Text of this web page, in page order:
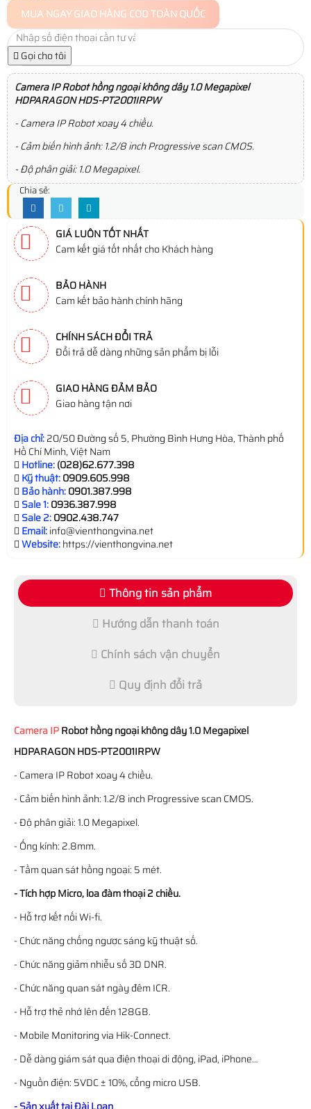
MUA NGAYGIAO HÀNG COD TOÀN QUỐC
Gọi cho tôi
Camera IPRobot hồng ngoại không dây 1.0 Megapixel
HDPARAGON HDS-PT2001IRPW
- Camera IP Robot xoay 4 chiều.
- Cảm biến hình ảnh: 1.2/8 inch Progressive scan CMOS.
- Độ phân giải: 1.0 Megapixel.
Chia sẻ:
GIÁ LUÔN TỐT NHẤT
Cam kết giá tốt nhất cho Khách hàng
BẢO HÀNH
Cam kết bảo hành chính hãng
CHÍNH SÁCH ĐỔI TRẢ
Đổi trả dễ dàng những sản phẩm bị lỗi
GIAO HÀNG ĐẢM BẢO
Giao hàng tận nơi
Địa chỉ:20/50 Đường số 5, Phường Bình Hưng Hòa, Thành phố
Hồ Chí Minh, Việt Nam
Hotline:(028)62.677.398
Kỹ thuật:0909.605.998
Bảo hành:0901.387.998
Sale 1:0936.387.998
Sale 2:0902.438.747
Email:info@vienthongvina.net
Website:https://vienthongvina.net
Thông tin sản phẩm
Hướng dẫn thanh toán
Chính sách vận chuyển
Quy định đổi trả
Camera IPRobot hồng ngoại không dây 1.0 Megapixel
HDPARAGON HDS-PT2001IRPW
- Camera IP Robot xoay 4 chiều.
- Cảm biến hình ảnh: 1.2/8 inch Progressive scan CMOS.
- Độ phân giải: 1.0 Megapixel.
- Ống kính: 2.8mm.
- Tầm quan sát hồng ngoại: 5 mét.
- Tích hợp Micro, loa đàm thoại 2 chiều.
- Hỗ trợ kết nối Wi-fi.
- Chức năng chống ngược sáng kỹ thuật số.
- Chức năng giảm nhiễu số 3D DNR.
- Chức năng quan sát ngày đêm ICR.
- Hỗ trợ thẻ nhớ lên đến 128GB.
- Mobile Monitoring via Hik-Connect.
- Dễ dàng giám sát qua điện thoại di động, iPad, iPhone…
- Nguồn điện: 5VDC ± 10%, cổng micro USB.